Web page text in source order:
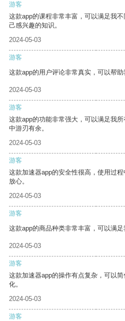
游客
这款app的课程非常丰富，可以满足我
己感兴趣的知识。
2024-05-03
游客
这款app的用户评论非常真实，可以帮助
2024-05-03
游客
这款app的功能非常强大，可以满足我
中游刃有余。
2024-05-03
游客
这款加速器app的安全性很高，使用过
放心。
2024-05-03
游客
这款app的商品种类非常丰富，可以满足
2024-05-03
游客
这款加速器app的操作有点复杂，可以
化。
2024-05-03
游客